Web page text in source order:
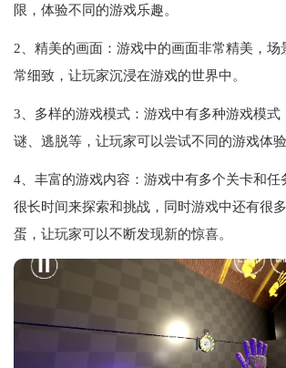
限，体验不同的游戏乐趣。
2、精美的画面：游戏中的画面非常精美，场
常细致，让玩家沉浸在游戏的世界中。
3、多样的游戏模式：游戏中有多种游戏模式
谜、逃脱等，让玩家可以尝试不同的游戏体验
4、丰富的游戏内容：游戏中有多个关卡和任
很长时间来探索和挑战，同时游戏中还有很
蛋，让玩家可以不断发现新的惊喜。